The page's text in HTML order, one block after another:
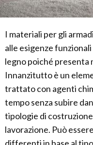
I materiali per gli
alle esigenze
legno poiché presenta
Innanzitutto è un
trattato con agenti
tempo senza subire
tipologie di
lavorazione. Può